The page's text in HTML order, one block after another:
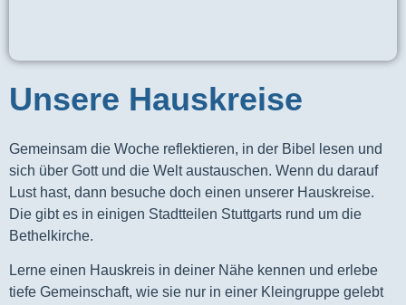
Unsere Hauskreise
Gemeinsam die Woche reflektieren, in der Bibel lesen und
sich über Gott und die Welt austauschen. Wenn du darauf
Lust hast, dann besuche doch einen unserer Hauskreise.
Die gibt es in einigen Stadtteilen Stuttgarts rund um die
Bethelkirche.
Lerne einen Hauskreis in deiner Nähe kennen und erlebe
tiefe Gemeinschaft, wie sie nur in einer Kleingruppe gelebt